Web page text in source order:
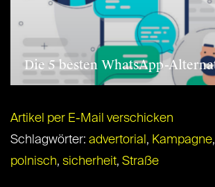
Die 5 besten WhatsApp-
Artikel per E-Mail verschicken
Schlagwörter: advertorial , Kampagne,
polnisch, sicherheit, Straße